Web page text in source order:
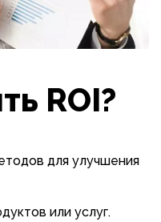
ROI?
для улучшения
или услуг.